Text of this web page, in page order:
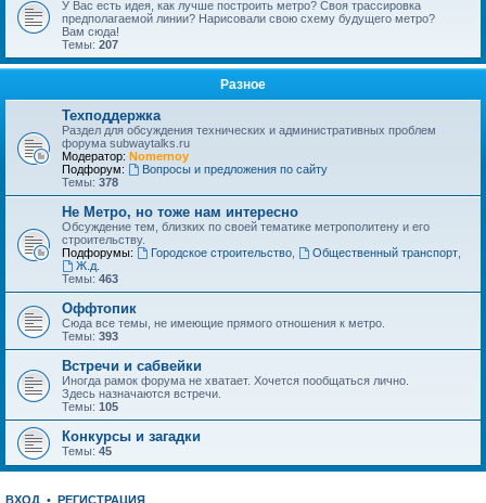
У Вас есть идея, как лучше построить метро? Своя трассировка
предполагаемой линии? Нарисовали свою схему будущего метро?
Вам сюда!
Темы: 207
Разное
Техподдержка
Раздел для обсуждения технических и административных проблем
форума subwaytalks.ru
Модератор: Nomernoy
Подфорум:
Вопросы и предложения по сайту
Темы: 378
Не Метро, но тоже нам интересно
Обсуждение тем, близких по своей тематике метрополитену и его
строительству.
Подфорумы:
Городское строительство, Общественный транспорт,
Ж.д.
Темы: 463
Оффтопик
Сюда все темы, не имеющие прямого отношения к метро.
Темы: 393
Встречи и сабвейки
Иногда рамок форума не хватает. Хочется пообщаться лично.
Здесь назначаются встречи.
Темы: 105
Конкурсы и загадки
Темы: 45
ВХОД • РЕГИСТРАЦИЯ